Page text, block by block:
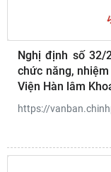
Nghị định số 32/
chức năng,
Viện Hàn lâm
https://